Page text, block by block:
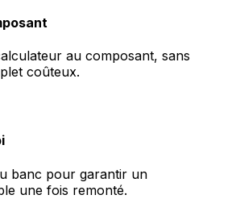
au composant, sans
coûteux.
banc pour garantir un
une fois remonté.